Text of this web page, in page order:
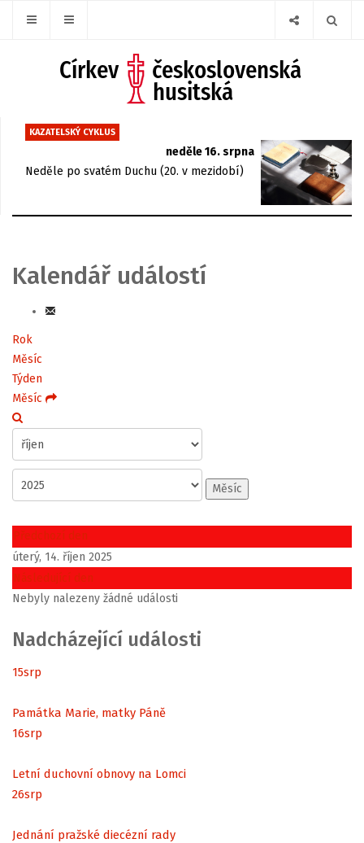
KAZATELSKÝ CYKLUS
neděle 16. srpna
Neděle po svatém Duchu (20. v mezidobí)
Kalendář událostí
Rok
Měsíc
Týden
Měsíc
Měsíc
Předchozí den
úterý, 14. říjen 2025
Následující den
Nebyly nalezeny žádné události
Nadcházející události
15srp
Památka Marie, matky Páně
16srp
Letní duchovní obnovy na Lomci
26srp
Jednání pražské diecézní rady